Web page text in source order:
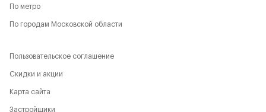
По метро
По городам Московской области
Пользовательское соглашение
Скидки и акции
Карта сайта
Застройщики